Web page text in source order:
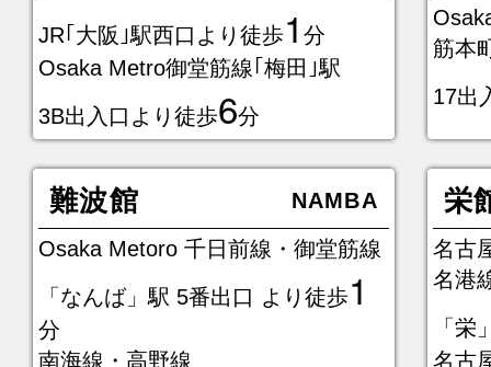
JR｢大阪｣駅西口より徒歩1 分
Osaka Metro御堂筋線｢梅田｣駅
3B出入口より徒歩6分
筋本
17出
難波館
NAMBA
Osaka Metoro 千日前線・御堂筋線
「なんば」駅 5番出口 より徒歩1
分
南海線・高野線
栄
名古
名港
「
名古